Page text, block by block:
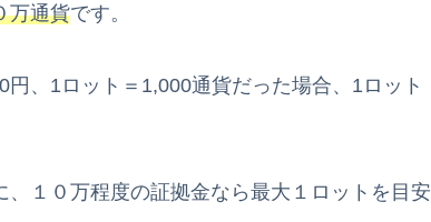
万通貨です。
、1ロット＝1,000通貨だった場合、1ロット
１０万程度の証拠金なら最大１ロットを目安